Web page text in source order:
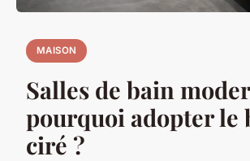
MAISON
Salles de bain
pourquoi adopter le
ciré ?